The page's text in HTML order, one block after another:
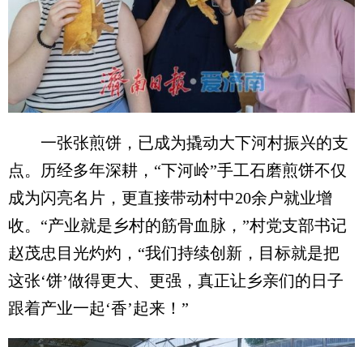
一张张煎饼，已成为撬动大下河村振兴的支
点。历经多年深耕，“下河岭”手工石磨煎饼不仅
成为闪亮名片，更直接带动村中20余户就业增
收。“产业就是乡村的筋骨血脉，”村党支部书记
赵茂忠目光灼灼，“我们持续创新，目标就是把
这张‘饼’做得更大、更强，真正让乡亲们的日子
跟着产业一起‘香’起来！”